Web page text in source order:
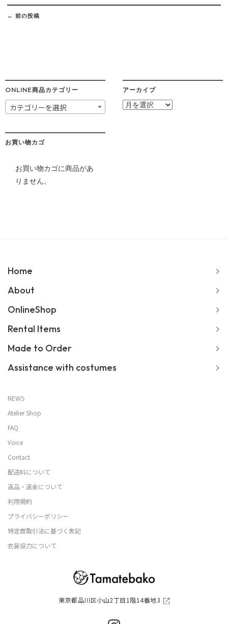
Post
navigation
← 前の投稿
ONLINE商品カテゴリー
カテゴリーを選択
アーカイブ
ア
お買い物カゴ
お買い物カゴに商品があ
りません。
東京都品川区小山2丁目1階14番地3
Home
About
OnlineShop
Rental Items
Made to Order
Assistance with costumes
NEWS
Atelier Shop
FAQ
Voice
Contact
配送料について
返品・返金について
利用規約
プライバシーポリシー
特定商取引法に基づく表記
衣装協力について